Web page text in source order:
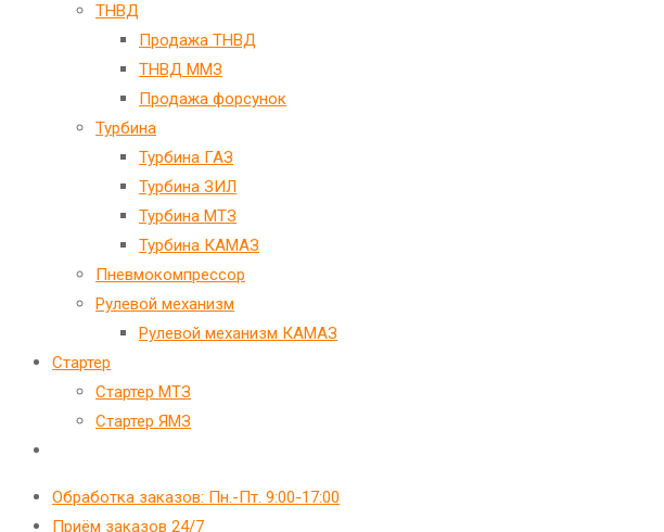
ТНВД
Продажа ТНВД
ТНВД ММЗ
Продажа форсунок
Турбина
Турбина ГАЗ
Турбина ЗИЛ
Турбина МТЗ
Турбина КАМАЗ
Пневмокомпрессор
Рулевой механизм
Рулевой механизм КАМАЗ
Стартер
Стартер МТЗ
Стартер ЯМЗ
по
Обработка заказов: Пн.-Пт. 9:00-17:00
Приём заказов 24/7